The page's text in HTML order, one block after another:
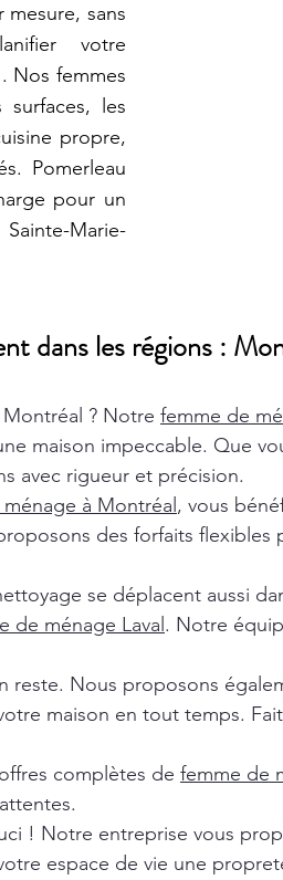
sans
votre
Nos femmes
les
propre,
Pomerleau
pour un
Marie-
dans les régions :
? Notre femme de
maison impeccable. Que
avec rigueur et précision.
à Montréal , vous
des forfaits
se déplacent aussi
de ménage Laval . Notre
reste. Nous proposons
maison en tout temps.
complètes de femme de
! Notre entreprise vous
espace de vie une